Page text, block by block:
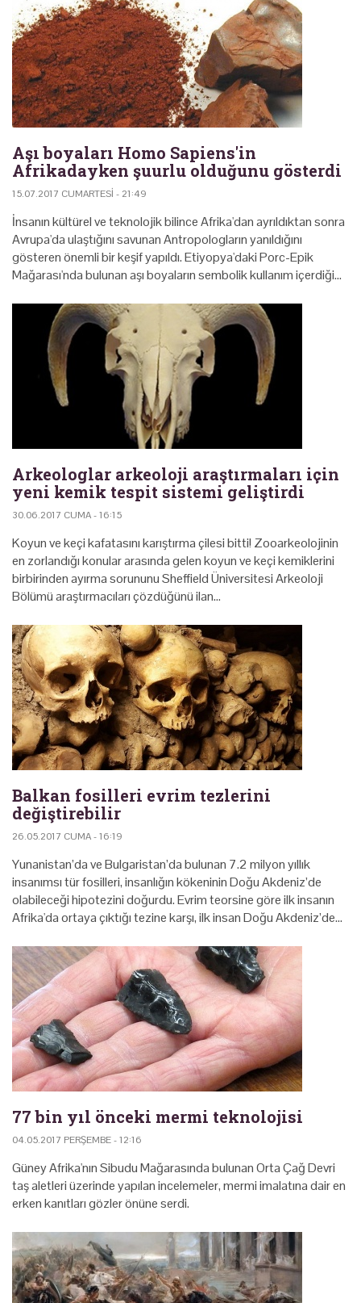
Aşı boyaları Homo Sapiens'in
Afrikadayken şuurlu olduğunu gösterdi
15.07.2017 CUMARTESI - 21:49
İnsanın kültürel ve teknolojik bilince Afrika'dan ayrıldıktan sonra
Avrupa'da ulaştığını savunan Antropologların yanıldığını
gösteren önemli bir keşif yapıldı. Etiyopya'daki Porc-Epik
Mağarası'nda bulunan aşı boyaların sembolik kullanım içerdiği…
Arkeologlar arkeoloji araştırmaları için
yeni kemik tespit sistemi geliştirdi
30.06.2017 CUMA - 16:15
Koyun ve keçi kafatasını karıştırma çilesi bitti! Zooarkeolojinin
en zorlandığı konular arasında gelen koyun ve keçi kemiklerini
birbirinden ayırma sorununu Sheffield Üniversitesi Arkeoloji
Bölümü araştırmacıları çözdüğünü ilan…
Balkan fosilleri evrim tezlerini
değiştirebilir
26.05.2017 CUMA - 16:19
Yunanistan’da ve Bulgaristan’da bulunan 7.2 milyon yıllık
insanımsı tür fosilleri, insanlığın kökeninin Doğu Akdeniz’de
olabileceği hipotezini doğurdu. Evrim teorsine göre ilk insanın
Afrika'da ortaya çıktığı tezine karşı, ilk insan Doğu Akdeniz’de…
77 bin yıl önceki mermi teknolojisi
04.05.2017 PERŞEMBE - 12:16
Güney Afrika'nın Sibudu Mağarasında bulunan Orta Çağ Devri
taş aletleri üzerinde yapılan incelemeler, mermi imalatına dair en
erken kanıtları gözler önüne serdi.